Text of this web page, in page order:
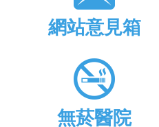
網站意見箱
無菸醫院